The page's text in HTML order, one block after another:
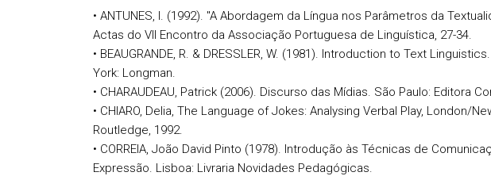
• ANTUNES, I. (1992). "A Abordagem da Língua nos Parâmetros da
Actas do VII Encontro da Associação Portuguesa de Linguística, 27-34.
• BEAUGRANDE, R. & DRESSLER, W. (1981). Introduction to Text
York: Longman.
• CHARAUDEAU, Patrick (2006). Discurso das Mídias. São Paulo: Editora
• CHIARO, Delia, The Language of Jokes: Analysing Verbal Play, London/
Routledge, 1992.
• CORREIA, João David Pinto (1978). Introdução às Técnicas de
Expressão. Lisboa: Livraria Novidades Pedagógicas.